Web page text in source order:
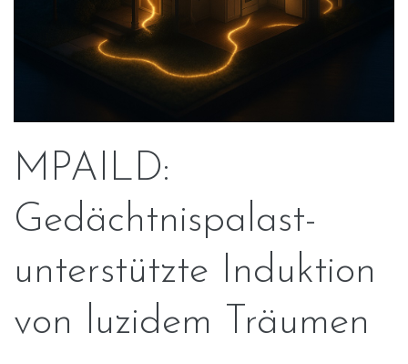
MPAILD:
Gedächtnispalast-
unterstützte Induktion
von luzidem Träumen